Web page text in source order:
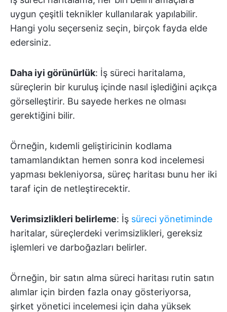
uygun çeşitli teknikler kullanılarak yapılabilir.
Hangi yolu seçerseniz seçin, birçok fayda elde
edersiniz.
Daha iyi görünürlük: İş süreci haritalama,
süreçlerin bir kuruluş içinde nasıl işlediğini açıkça
görselleştirir. Bu sayede herkes ne olması
gerektiğini bilir.
Örneğin, kıdemli geliştiricinin kodlama
tamamlandıktan hemen sonra kod incelemesi
yapması bekleniyorsa, süreç haritası bunu her iki
taraf için de netleştirecektir.
Verimsizlikleri belirleme: İş süreci yönetiminde
haritalar, süreçlerdeki verimsizlikleri, gereksiz
işlemleri ve darboğazları belirler.
Örneğin, bir satın alma süreci haritası rutin satın
alımlar için birden fazla onay gösteriyorsa,
şirket yönetici incelemesi için daha yüksek